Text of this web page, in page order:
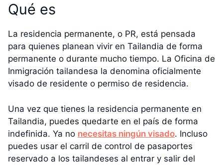
Qué es
La residencia permanente, o PR, está pensada
para quienes planean vivir en Tailandia de forma
permanente o durante mucho tiempo. La Oficina de
Inmigración tailandesa la denomina oficialmente
visado de residente o permiso de residencia.
Una vez que tienes la residencia permanente en
Tailandia, puedes quedarte en el país de forma
indefinida. Ya no necesitas ningún visado. Incluso
puedes usar el carril de control de pasaportes
reservado a los tailandeses al entrar y salir del